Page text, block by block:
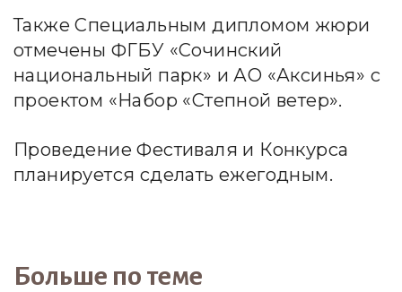
Также Специальным дипломом жюри
отмечены ФГБУ «Сочинский
национальный парк» и АО «Аксинья» с
проектом «Набор «Степной ветер».
Проведение Фестиваля и Конкурса
планируется сделать ежегодным.
Больше по теме